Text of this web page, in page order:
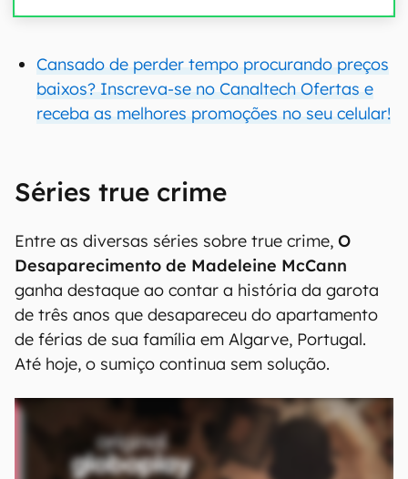
Cansado de perder tempo procurando preços
baixos? Inscreva-se no Canaltech Ofertas e
receba as melhores promoções no seu celular!
Séries true crime
Entre as diversas séries sobre true crime, O
Desaparecimento de Madeleine McCann
ganha destaque ao contar a história da garota
de três anos que desapareceu do apartamento
de férias de sua família em Algarve, Portugal.
Até hoje, o sumiço continua sem solução.